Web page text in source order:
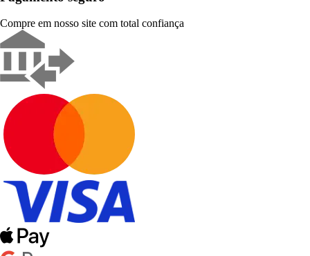
Compre em nosso site com total confiança